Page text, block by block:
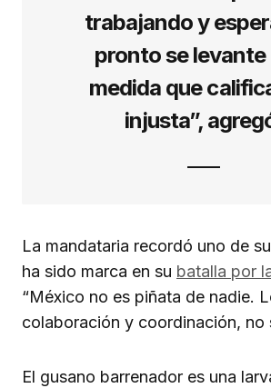
trabajando y
pronto se levante
medida que
injusta”,
La mandataria recordó uno de
ha sido marca en su batalla por
“México no es piñata de nadie.
colaboración y coordinación, no
El gusano barrenador es una